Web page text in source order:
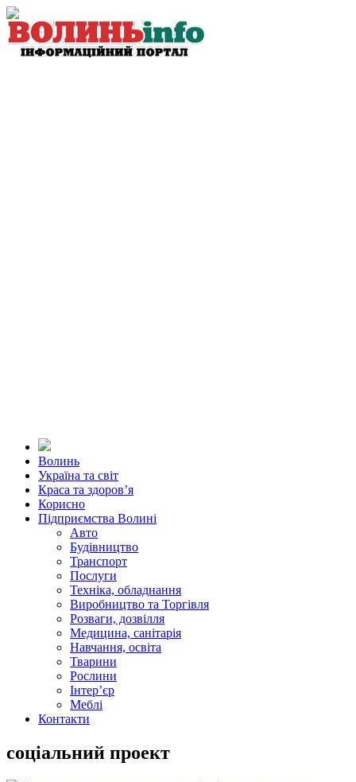
Волинь
Україна та світ
Краса та здоров’я
Корисно
Підприємства Волині
Авто
Будівництво
Транспорт
Послуги
Техніка, обладнання
Виробництво та Торгівля
Розваги, дозвілля
Медицина, санітарія
Навчання, освіта
Тварини
Рослини
Інтер’єр
Меблі
Контакти
соціальний проект